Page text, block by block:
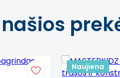
Naujiena